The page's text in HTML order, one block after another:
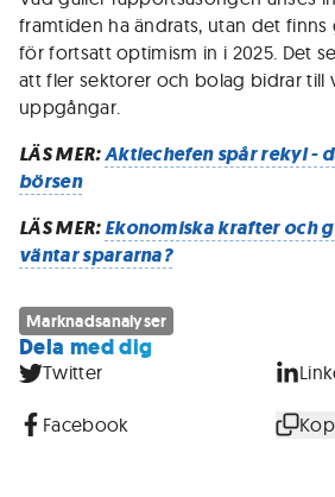
framtiden ha ändrats, utan det
för fortsatt optimism in i 2025. Det
att fler sektorer och bolag bidrar till
uppgångar.
LÄS MER:Aktiechefen spår rekyl -
börsen
LÄS MER:Ekonomiska krafter och
väntar spararna?
Marknadsanalyser
Dela med dig
Twitter
Facebook